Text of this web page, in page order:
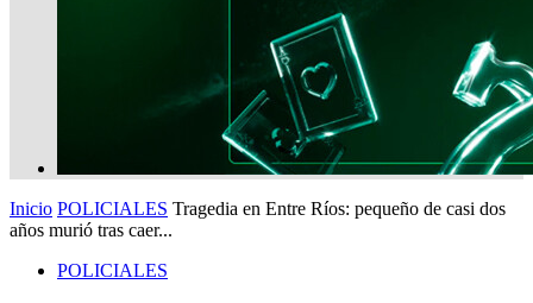
Inicio POLICIALES Tragedia en Entre Ríos: pequeño de casi dos
años murió tras caer...
POLICIALES